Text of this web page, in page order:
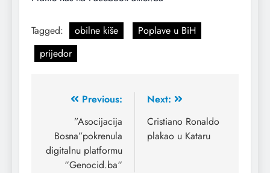
Tagged: obilne kiše
Poplave u BiH
prijedor
Previous:
”Asocijacija
Bosna”pokrenula
digitalnu platformu
“Genocid.ba“
Next:
Cristiano Ronaldo
plakao u Kataru